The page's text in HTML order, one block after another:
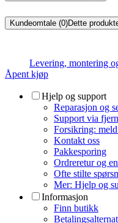
Kundeomtale (0)Dette
Levering, montering
Åpent kjøp
Hjelp og support
Reparasjon og
Support via
Forsikring:
Kontakt oss
Pakkesporing
Ordreretur og
Ofte stilte
Mer: Hjelp og
Informasjon
Finn butikk